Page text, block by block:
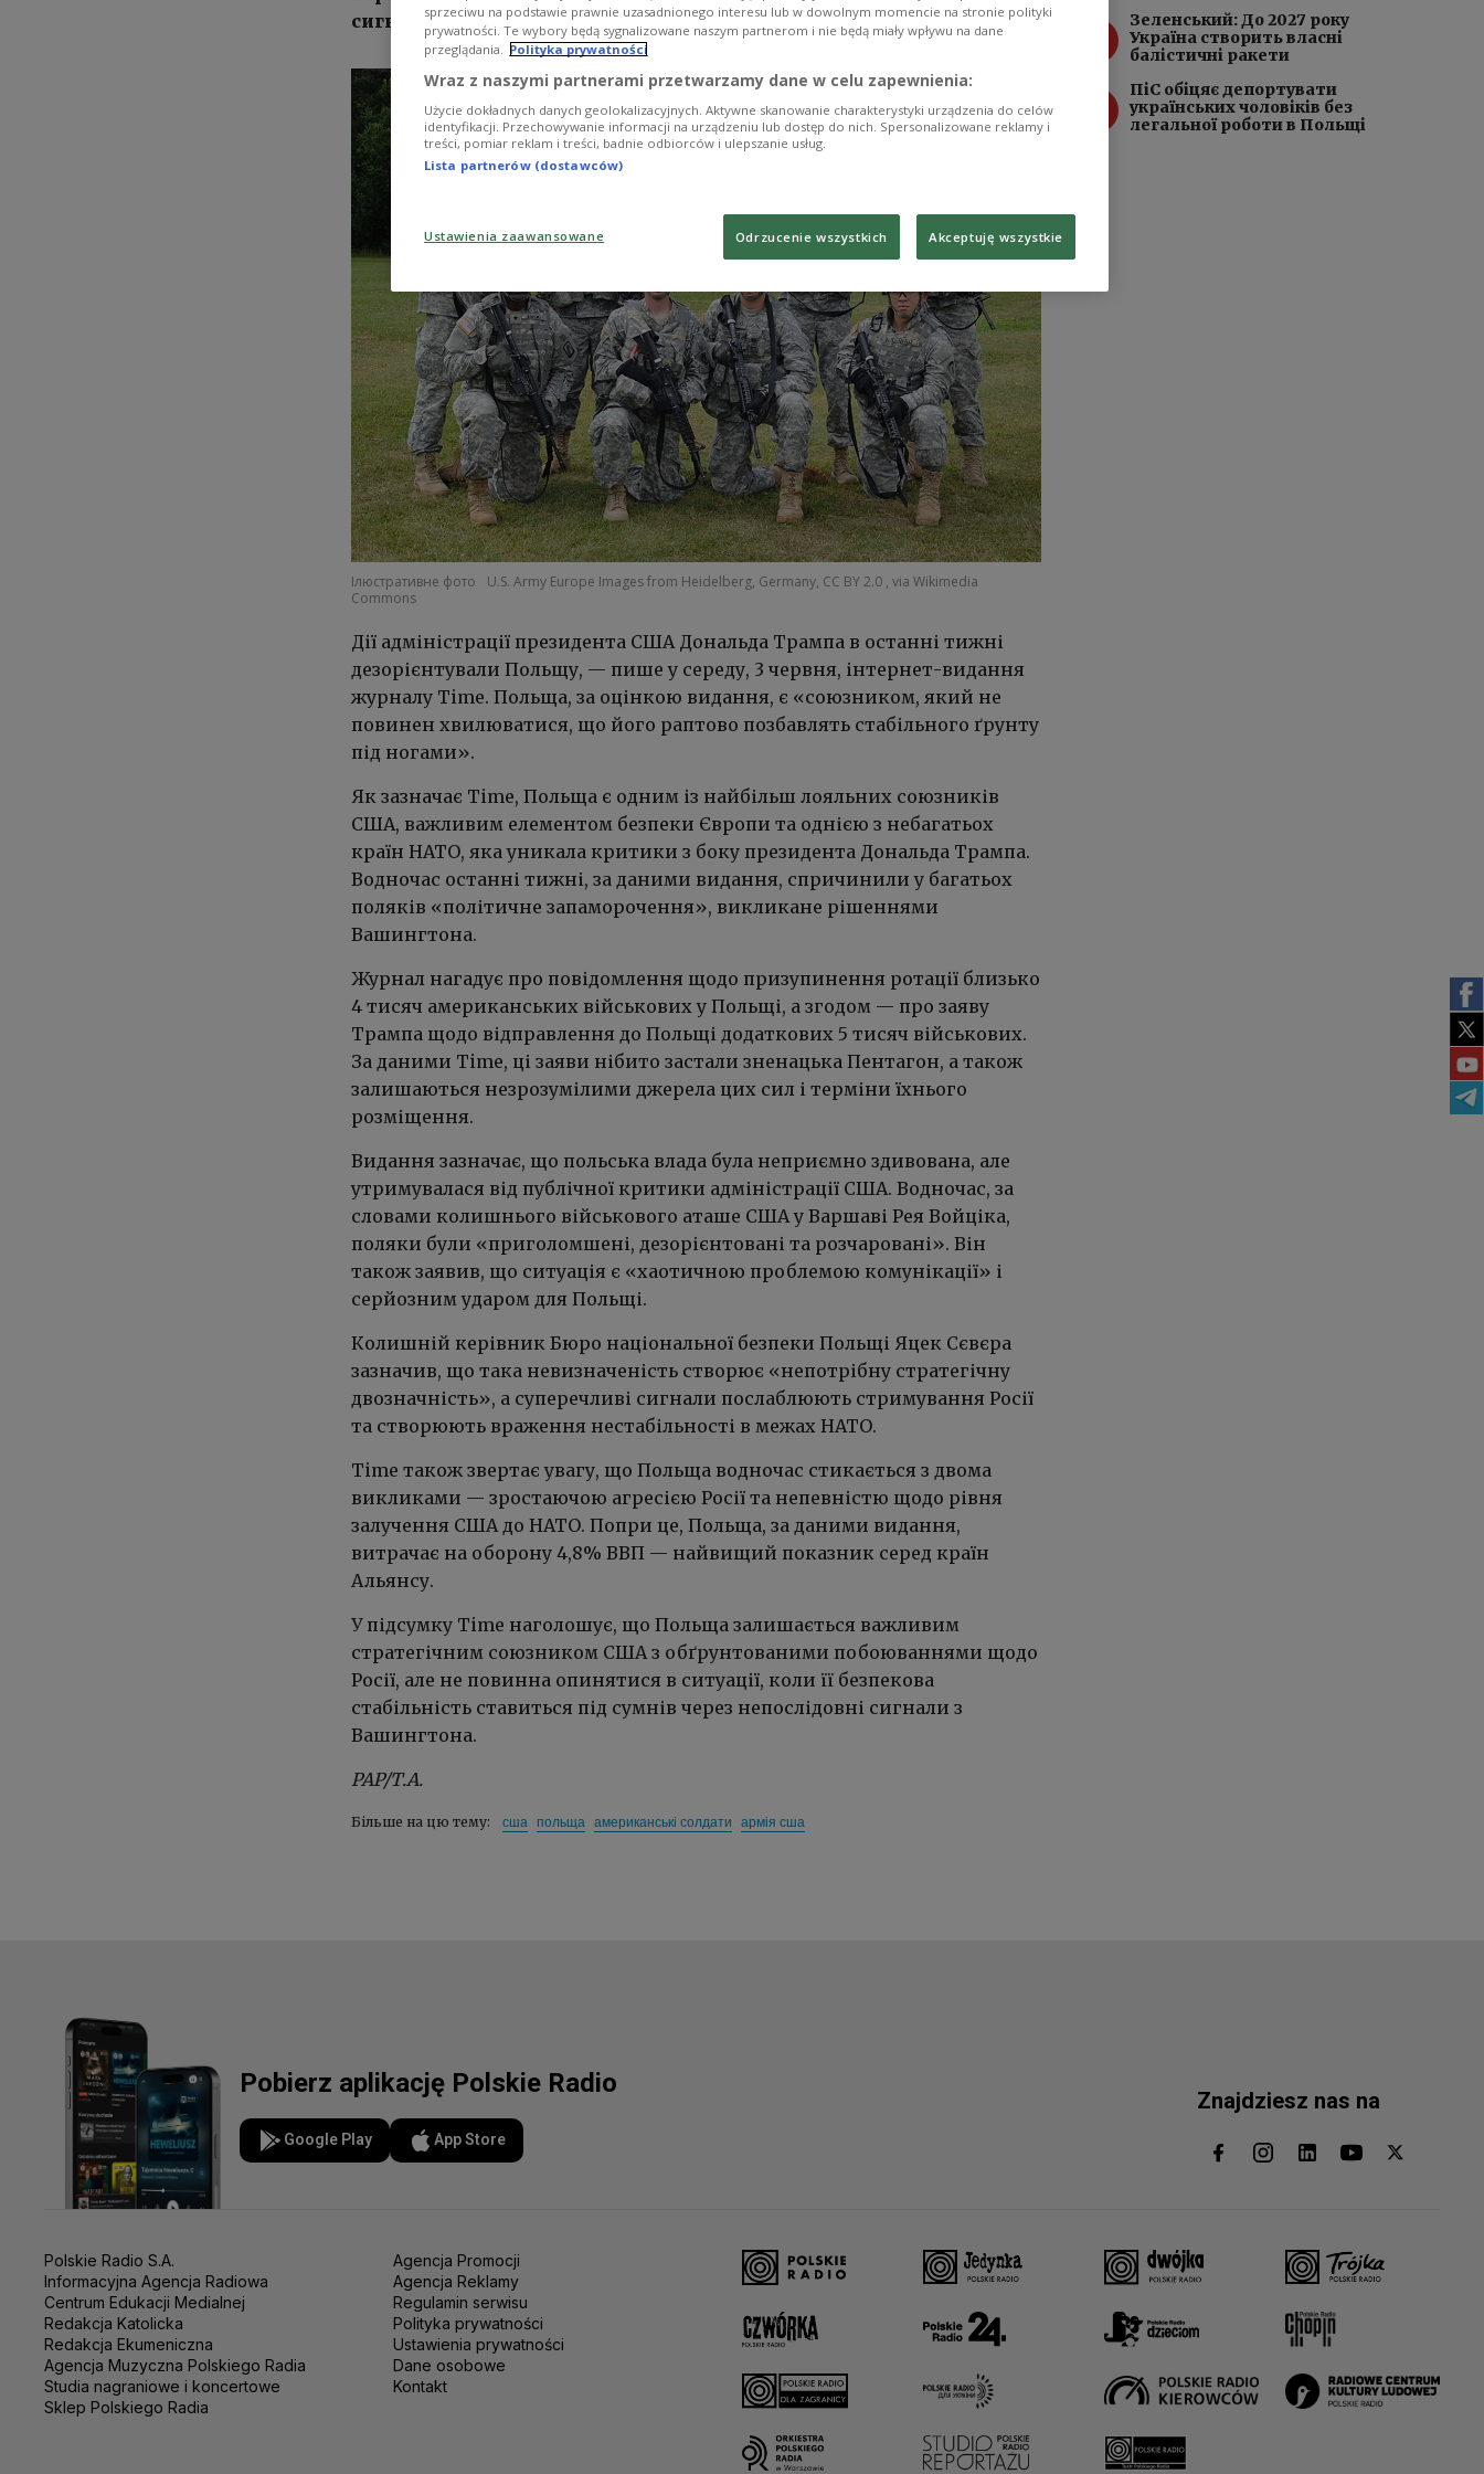
сигнали зі США щодо військової підтримки та ротації військ.
Ілюстративне фото U.S. Army Europe Images from Heidelberg, Germany, CC BY 2.0 , via Wikimedia
Commons
Дії адміністрації президента США Дональда Трампа в останні тижні
дезорієнтували Польщу, — пише у середу, 3 червня, інтернет-видання
журналу Time. Польща, за оцінкою видання, є «союзником, який не
повинен хвилюватися, що його раптово позбавлять стабільного ґрунту
під ногами».
Як зазначає Time, Польща є одним із найбільш лояльних союзників
США, важливим елементом безпеки Європи та однією з небагатьох
країн НАТО, яка уникала критики з боку президента Дональда Трампа.
Водночас останні тижні, за даними видання, спричинили у багатьох
поляків «політичне запаморочення», викликане рішеннями
Вашингтона.
Журнал нагадує про повідомлення щодо призупинення ротації близько
4 тисяч американських військових у Польщі, а згодом — про заяву
Трампа щодо відправлення до Польщі додаткових 5 тисяч військових.
За даними Time, ці заяви нібито застали зненацька Пентагон, а також
залишаються незрозумілими джерела цих сил і терміни їхнього
розміщення.
Видання зазначає, що польська влада була неприємно здивована, але
утримувалася від публічної критики адміністрації США. Водночас, за
словами колишнього військового аташе США у Варшаві Рея Войціка,
поляки були «приголомшені, дезорієнтовані та розчаровані». Він
також заявив, що ситуація є «хаотичною проблемою комунікації» і
серйозним ударом для Польщі.
Колишній керівник Бюро національної безпеки Польщі Яцек Сєвєра
зазначив, що така невизначеність створює «непотрібну стратегічну
двозначність», а суперечливі сигнали послаблюють стримування Росії
та створюють враження нестабільності в межах НАТО.
Time також звертає увагу, що Польща водночас стикається з двома
викликами — зростаючою агресією Росії та непевністю щодо рівня
залучення США до НАТО. Попри це, Польща, за даними видання,
витрачає на оборону 4,8% ВВП — найвищий показник серед країн
Альянсу.
У підсумку Time наголошує, що Польща залишається важливим
стратегічним союзником США з обґрунтованими побоюваннями щодо
Росії, але не повинна опинятися в ситуації, коли її безпекова
стабільність ставиться під сумнів через непослідовні сигнали з
Вашингтона.
PAP/Т.А.
Більше на цю тему: сша польща американські солдати армія сша
Зеленський: До 2027 року
Україна створить власні
балістичні ракети
ПіC обіцяє депортувати
українських чоловіків без
легальної роботи в Польщі
Pobierz aplikację Polskie Radio
Google Play App Store
Znajdziesz nas na
Polskie Radio S.A.
Informacyjna Agencja Radiowa
Centrum Edukacji Medialnej
Redakcja Katolicka
Redakcja Ekumeniczna
Agencja Muzyczna Polskiego Radia
Studia nagraniowe i koncertowe
Sklep Polskiego Radia
Agencja Promocji
Agencja Reklamy
Regulamin serwisu
Polityka prywatności
Ustawienia prywatności
Dane osobowe
Kontakt
sprzeciwu na podstawie prawnie uzasadnionego interesu lub w dowolnym momencie na stronie polityki
prywatności. Te wybory będą sygnalizowane naszym partnerom i nie będą miały wpływu na dane
przeglądania. Polityka prywatności
Wraz z naszymi partnerami przetwarzamy dane w celu zapewnienia:
Użycie dokładnych danych geolokalizacyjnych. Aktywne skanowanie charakterystyki urządzenia do celów
identyfikacji. Przechowywanie informacji na urządzeniu lub dostęp do nich. Spersonalizowane reklamy i
treści, pomiar reklam i treści, badnie odbiorców i ulepszanie usług.
Lista partnerów (dostawców)
Ustawienia zaawansowane Odrzucenie wszystkich Akceptuję wszystkie